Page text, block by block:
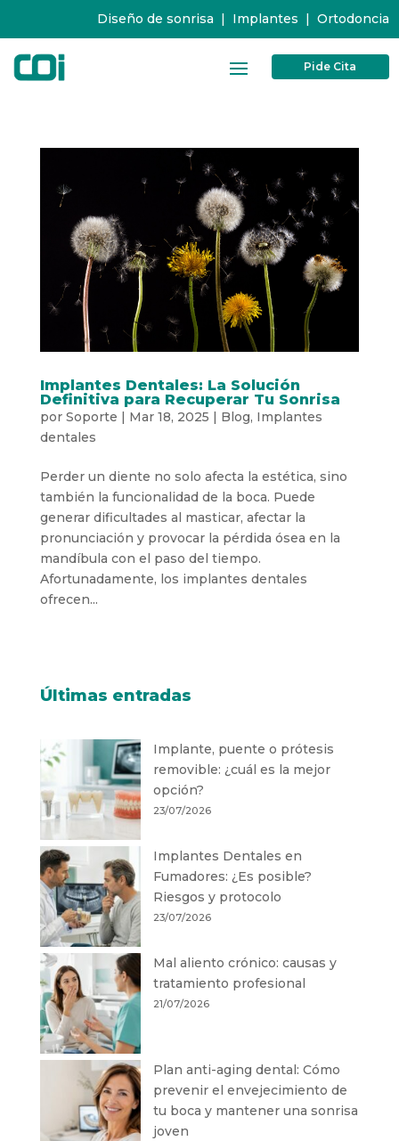
Diseño de sonrisa | Implantes | Ortodoncia
Pide Cita
Implantes Dentales: La Solución
Definitiva para Recuperar Tu Sonrisa
por Soporte | Mar 18, 2025 | Blog, Implantes
dentales
Perder un diente no solo afecta la estética, sino
también la funcionalidad de la boca. Puede
generar dificultades al masticar, afectar la
pronunciación y provocar la pérdida ósea en la
mandíbula con el paso del tiempo.
Afortunadamente, los implantes dentales
ofrecen...
Últimas entradas
Implante, puente o prótesis
removible: ¿cuál es la mejor
opción?
23/07/2026
Implantes Dentales en
Fumadores: ¿Es posible?
Riesgos y protocolo
23/07/2026
Mal aliento crónico: causas y
tratamiento profesional
21/07/2026
Plan anti-aging dental: Cómo
prevenir el envejecimiento de
tu boca y mantener una sonrisa
joven